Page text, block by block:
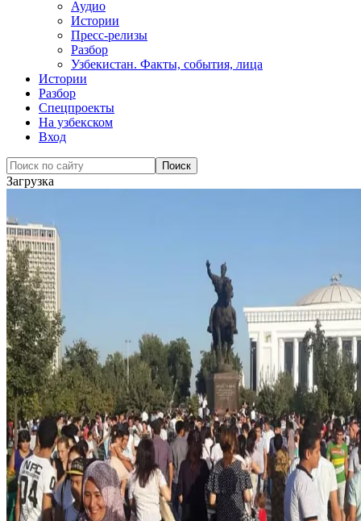
Аудио
Истории
Пресс-релизы
Разбор
Узбекистан. Факты, события, лица
Истории
Разбор
Спецпроекты
На узбекском
Вход
Загрузка